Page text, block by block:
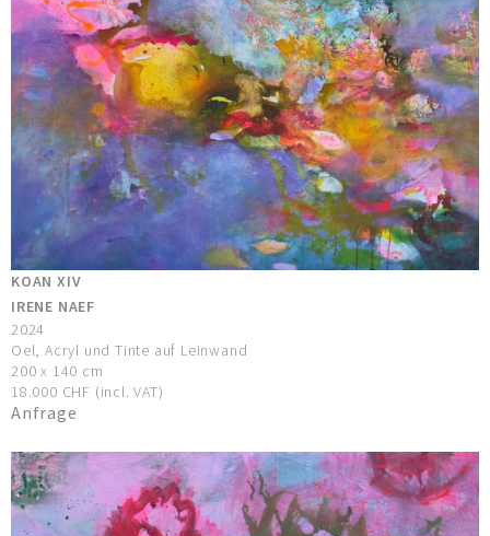
KOAN XIV
IRENE NAEF
2024
Oel, Acryl und Tinte auf Leinwand
200 x 140 cm
18.000 CHF (incl. VAT)
Anfrage